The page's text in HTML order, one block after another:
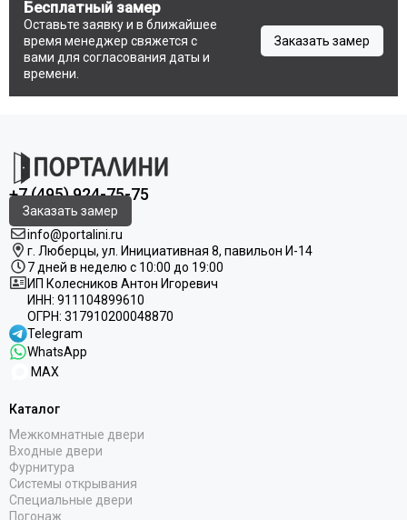
Бесплатный замер
Оставьте заявку и в ближайшее
время менеджер свяжется с
вами для согласования даты и
времени.
Заказать замер
+7 (495) 924-75-75
Заказать замер
info@portalini.ru
г. Люберцы, ул. Инициативная 8, павильон И-14
7 дней в неделю с 10:00 до 19:00
ИП Колесников Антон Игоревич
ИНН: 911104899610
ОГРН: 317910200048870
Telegram
WhatsApp
MAX
Каталог
Межкомнатные двери
Входные двери
Фурнитура
Системы открывания
Специальные двери
Погонаж